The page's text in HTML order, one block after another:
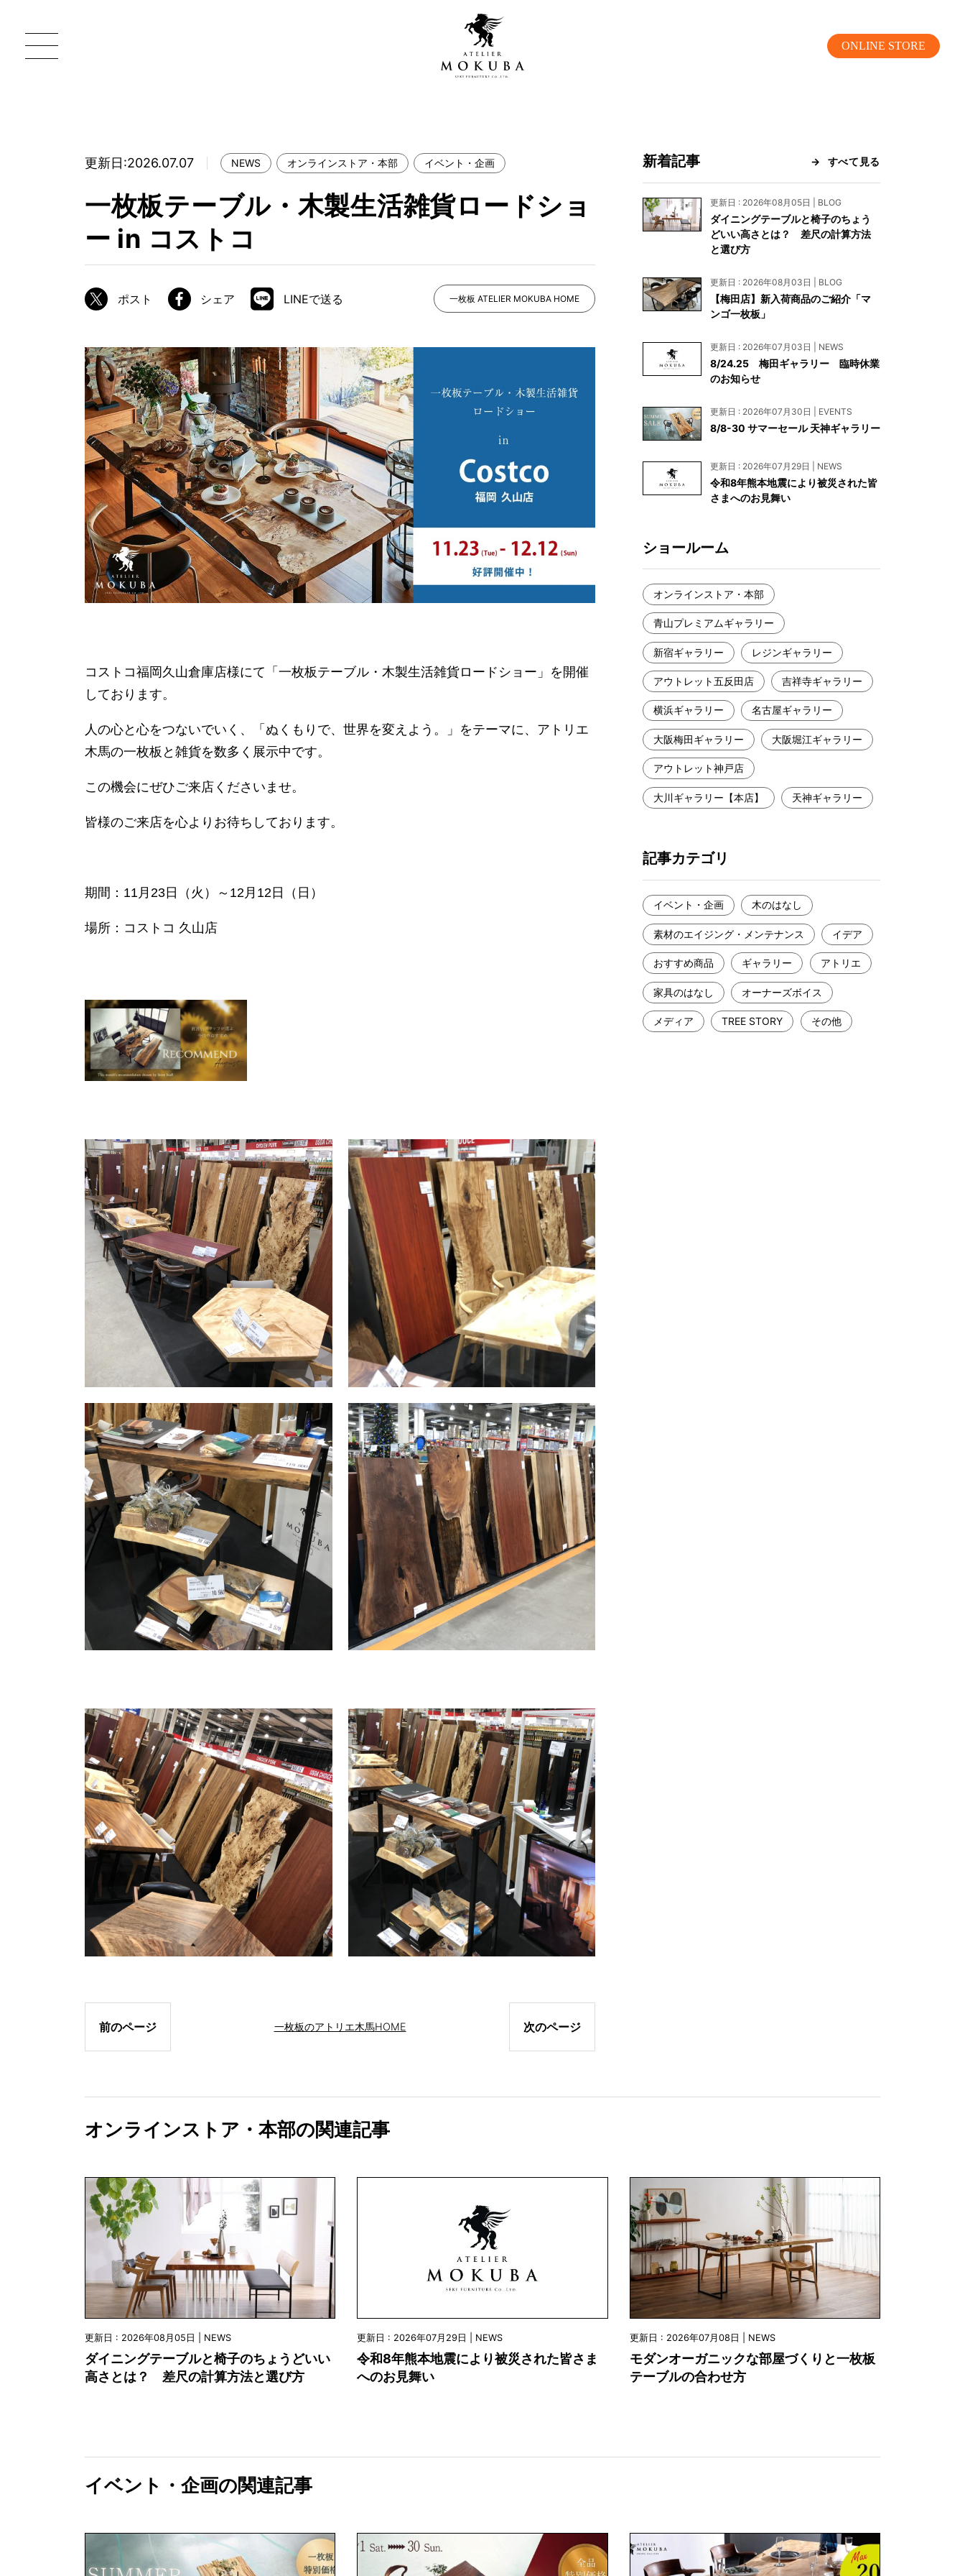
ONLINE STORE
MOKUBA について
ブランドコンセプト
職人の技能・技巧
商品情報
ATELIER MOKUBAの一枚板テーブル
ATELIER MOKUBAの一枚板×異素材
特別なダイニングチェア
一枚板用のテーブル脚
樹種紹介
コーディネート集
メンテナンス方法
青山プレミアムギャラリー
横浜ギャラリー
大阪梅田ギャラリー
アウトレット神戸店
大川ギャラリー【本店】
天神ギャラリー
公式オンラインストア
WEBカタログ
新入荷情報
納品事例
納品事例（住宅・インテリア）
納品事例（店舗・オフィス）
INFORMATION
BLOG
メディア美術協力実績
よくあるご質問
お問い合わせ
資料請求
工務店様・設計会社様向けお問い合わせ
一枚板買い取りに関して
更新日:2026.07.07 NEWS オンラインストア・本部 イベント・企画
一枚板テーブル・木製生活雑貨ロードショ
ー in コストコ
ポスト シェア LINEで送る 一枚板 ATELIER MOKUBA HOME
コストコ福岡久山倉庫店様にて「一枚板テーブル・木製生活雑貨ロードショー」を開催
しております。
人の心と心をつないでいく、「ぬくもりで、世界を変えよう。」をテーマに、アトリエ
木馬の一枚板と雑貨を数多く展示中です。
この機会にぜひご来店くださいませ。
皆様のご来店を心よりお待ちしております。
期間：11月23日（火）～12月12日（日）
場所：コストコ 久山店
一枚板のアトリエ木馬HOME
前のページ 次のページ
新着記事 すべて見る
更新日 : 2026年08月05日 | BLOG
ダイニングテーブルと椅子のちょう
どいい高さとは？ 差尺の計算方法
と選び方
更新日 : 2026年08月03日 | BLOG
【梅田店】新入荷商品のご紹介「マ
ンゴ一枚板」
更新日 : 2026年07月03日 | NEWS
8/24.25 梅田ギャラリー 臨時休業
のお知らせ
更新日 : 2026年07月30日 | EVENTS
8/8-30 サマーセール 天神ギャラリー
更新日 : 2026年07月29日 | NEWS
令和8年熊本地震により被災された皆
さまへのお見舞い
ショールーム
オンラインストア・本部
青山プレミアムギャラリー
新宿ギャラリー レジンギャラリー
アウトレット五反田店 吉祥寺ギャラリー
横浜ギャラリー 名古屋ギャラリー
大阪梅田ギャラリー 大阪堀江ギャラリー
アウトレット神戸店
大川ギャラリー【本店】 天神ギャラリー
記事カテゴリ
イベント・企画 木のはなし
素材のエイジング・メンテナンス イデア
おすすめ商品 ギャラリー アトリエ
家具のはなし オーナーズボイス
メディア TREE STORY その他
オンラインストア・本部の関連記事
更新日 : 2026年08月05日 | NEWS
ダイニングテーブルと椅子のちょうどいい
高さとは？ 差尺の計算方法と選び方
更新日 : 2026年07月29日 | NEWS
令和8年熊本地震により被災された皆さま
へのお見舞い
更新日 : 2026年07月08日 | NEWS
モダンオーガニックな部屋づくりと一枚板
テーブルの合わせ方
イベント・企画の関連記事